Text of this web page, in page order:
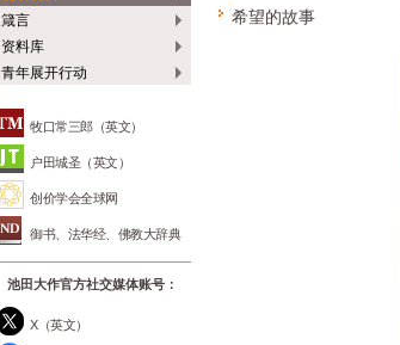
箴言
资料库
青年展开行动
牧口常三郎（英文）
户田城圣（英文）
创价学会全球网
御书、法华经、佛教大辞典
池田大作官方社交媒体账号：
X（英文）
希望的故事